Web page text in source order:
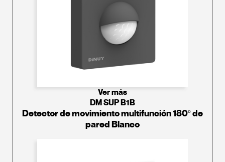
Ver más
DM SUP B1B
Detector de movimiento multifunción 180º de
pared Blanco